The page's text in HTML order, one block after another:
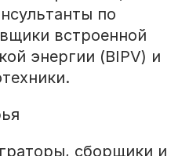
по
встроенной
энергии (BIPV) и
сборщики и